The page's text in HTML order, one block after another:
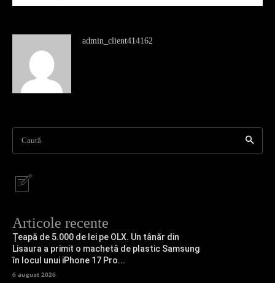
admin_client414162
Caută
Articole recente
Țeapă de 5.000 de lei pe OLX. Un tânăr din
Lisaura a primit o machetă de plastic Samsung
în locul unui iPhone 17 Pro...
6 august 2026